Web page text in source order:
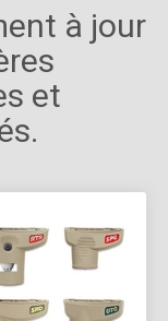
à jour
et